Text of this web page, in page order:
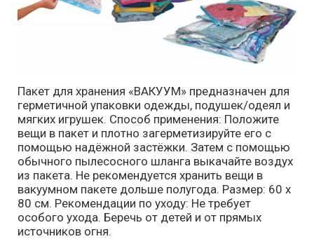
Пакет для хранения «ВАКУУМ» предназначен для
герметичной упаковки одежды, подушек/одеял и
мягких игрушек. Способ применения: Положите
вещи в пакет и плотно загерметизируйте его с
помощью надёжной застёжки. Затем с помощью
обычного пылесосного шланга выкачайте воздух
из пакета. Не рекомендуется хранить вещи в
вакуумном пакете дольше полугода. Размер: 60 х
80 см. Рекомендации по уходу: Не требует
особого ухода. Беречь от детей и от прямых
источников огня.